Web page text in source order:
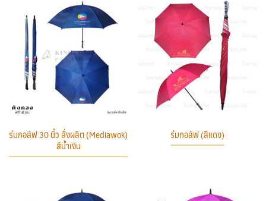
ร่มกอล์ฟ 30 นิ้ว สั่งผลิต (Mediawok)
สีน้ำเงิน
ร่มกอล์ฟ (สีแดง)